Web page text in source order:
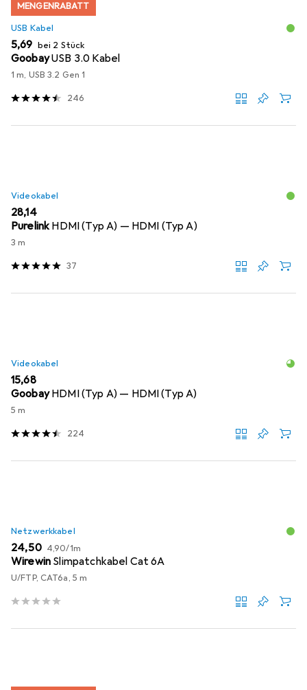
MENGENRABATT
USB Kabel
EUR
5,69 bei 2 Stück
GoobayUSB 3.0 Kabel
1 m, USB 3.2 Gen 1
246
Videokabel
EUR
28,14
PurelinkHDMI (Typ A) — HDMI (Typ A)
3 m
37
Videokabel
EUR
15,68
Goobay HDMI (Typ A) — HDMI (Typ A)
5 m
224
Netzwerkkabel
EUR
24,50 EUR
4,90/1m
Wirewin Slimpatchkabel Cat 6A
U/FTP, CAT6a, 5 m